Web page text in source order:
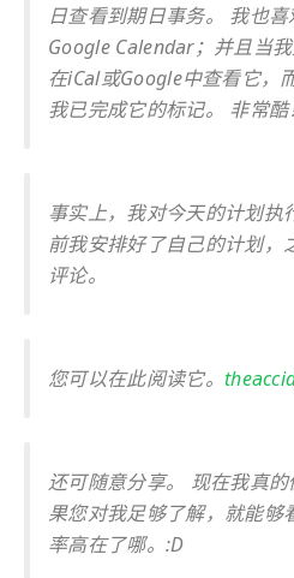
日查看到期日事务。 我也
Google Calendar；并且当
在iCal或Google中查看它，
我已完成它的标记。 非常酷
事实上，我对今天的计划执
前我安排好了自己的计划，
评论。
您可以在此阅读它。
还可随意分享。 现在我真
果您对我足够了解，就能够
率高在了哪。:D